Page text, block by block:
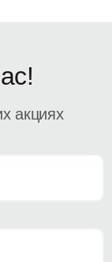
акциях